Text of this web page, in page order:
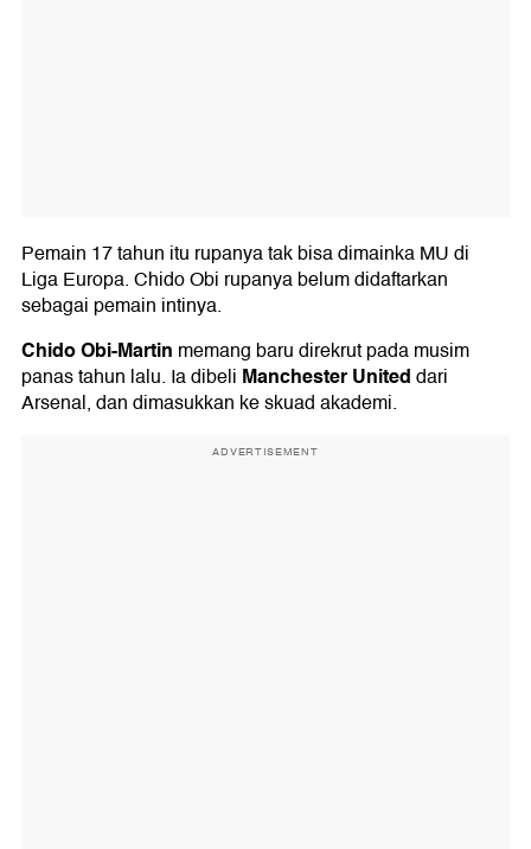
Pemain 17 tahun itu rupanya tak bisa dimainka MU di
Liga Europa. Chido Obi rupanya belum didaftarkan
sebagai pemain intinya.
Chido Obi-Martin memang baru direkrut pada musim
panas tahun lalu. Ia dibeli Manchester Uniteddari
Arsenal, dan dimasukkan ke skuad akademi.
ADVERTISEMENT